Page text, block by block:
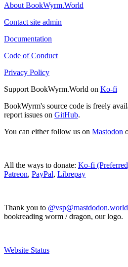
About BookWyrm.World
Contact site admin
Documentation
Code of Conduct
Privacy Policy
Support BookWyrm.World on Ko-fi
BookWyrm's source code is freely
report issues on GitHub.
You can either follow us on Mastodon
All the ways to donate: Ko-fi
Patreon, PayPal, Librepay
Thank you to @vsp@mastdodon.world
bookreading worm / dragon, our logo.
Website Status